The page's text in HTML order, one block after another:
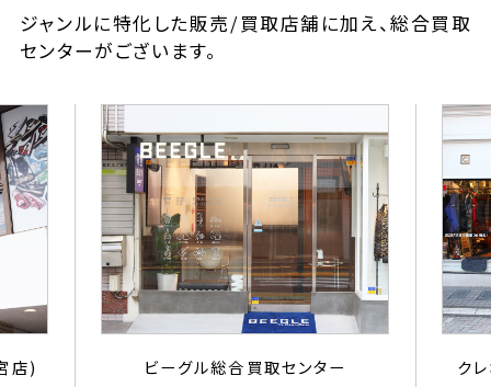
ジャンルに特化した販売/買取店舗に加え、総合買取
センターがございます。
店) ビーグル総合買取センター ク